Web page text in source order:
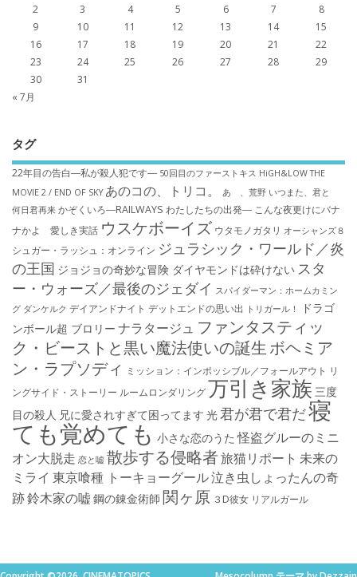
2
3 4 5 6 7
8
9
10 11 12 13 14
15
16
17 18 19 20 21
22
23
24 25 26 27 28
29
30
31
« 7月
タグ
22年目の告白―私が殺人犯です― 50回目のファーストキス HiGH&LOW THE
MOVIE 2 / END OF SKY あのコの、トリコ。 あゝ、荒野 いつまた、君と
何日君再来 かぞくいろ―RAILWAYS わたしたちの出発― こんな夜更けにバナ
ナかよ 愛しき実話 ウスケボーイズ ウタモノガタリ オーシャンズ８
シュガー・ラッシュ：オ​ンライン ジュラシック・ワールド／炎
の王国 ジョジョの奇妙な冒険 ダイヤモンドは砕けない スタ
ー・ウォーズ／最後のジェダイ スパイダーマン：ホームカミン
グ ダンケルク デイアンドナイト デットエンドの思い出 トリガール！
ドラゴ
ンボール超 ブロリー ナラタージュ ファンタスティッ
ク・ビーストと黒い魔法使いの誕生 ボヘミア
ン・ラプソディ ミッション：インポッシブル／フォールアウト リ
ングサイド・ストーリー ルームロンダリング万引き家族 三度
目の殺人 兄に愛されすぎて困ってます 光君が君で君だ寝
ても覚めても 小さな恋のうた 怪盗グルーのミニ
オン大脱走 恋と嘘 散歩する侵略者旅猫リポート 未来の
ミライ 東京喰種 トーキョーグール泣き虫しょったんの奇
跡鈴木家の嘘 鋼の錬金術師 関ヶ原 ３D彼女 リアルガール